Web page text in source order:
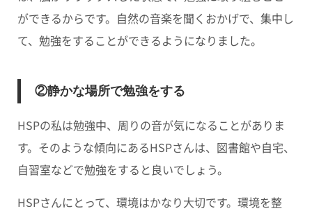
ができるからです。自然の音楽を聞くおかげで、集中し
て、勉強をすることができるようになりました。
②静かな場所で勉強をする
HSPの私は勉強中、周りの音が気になることがありま
す。そのような傾向にあるHSPさんは、図書館や自宅、
自習室などで勉強をすると良いでしょう。
HSPさんにとって、環境はかなり大切です。環境を整